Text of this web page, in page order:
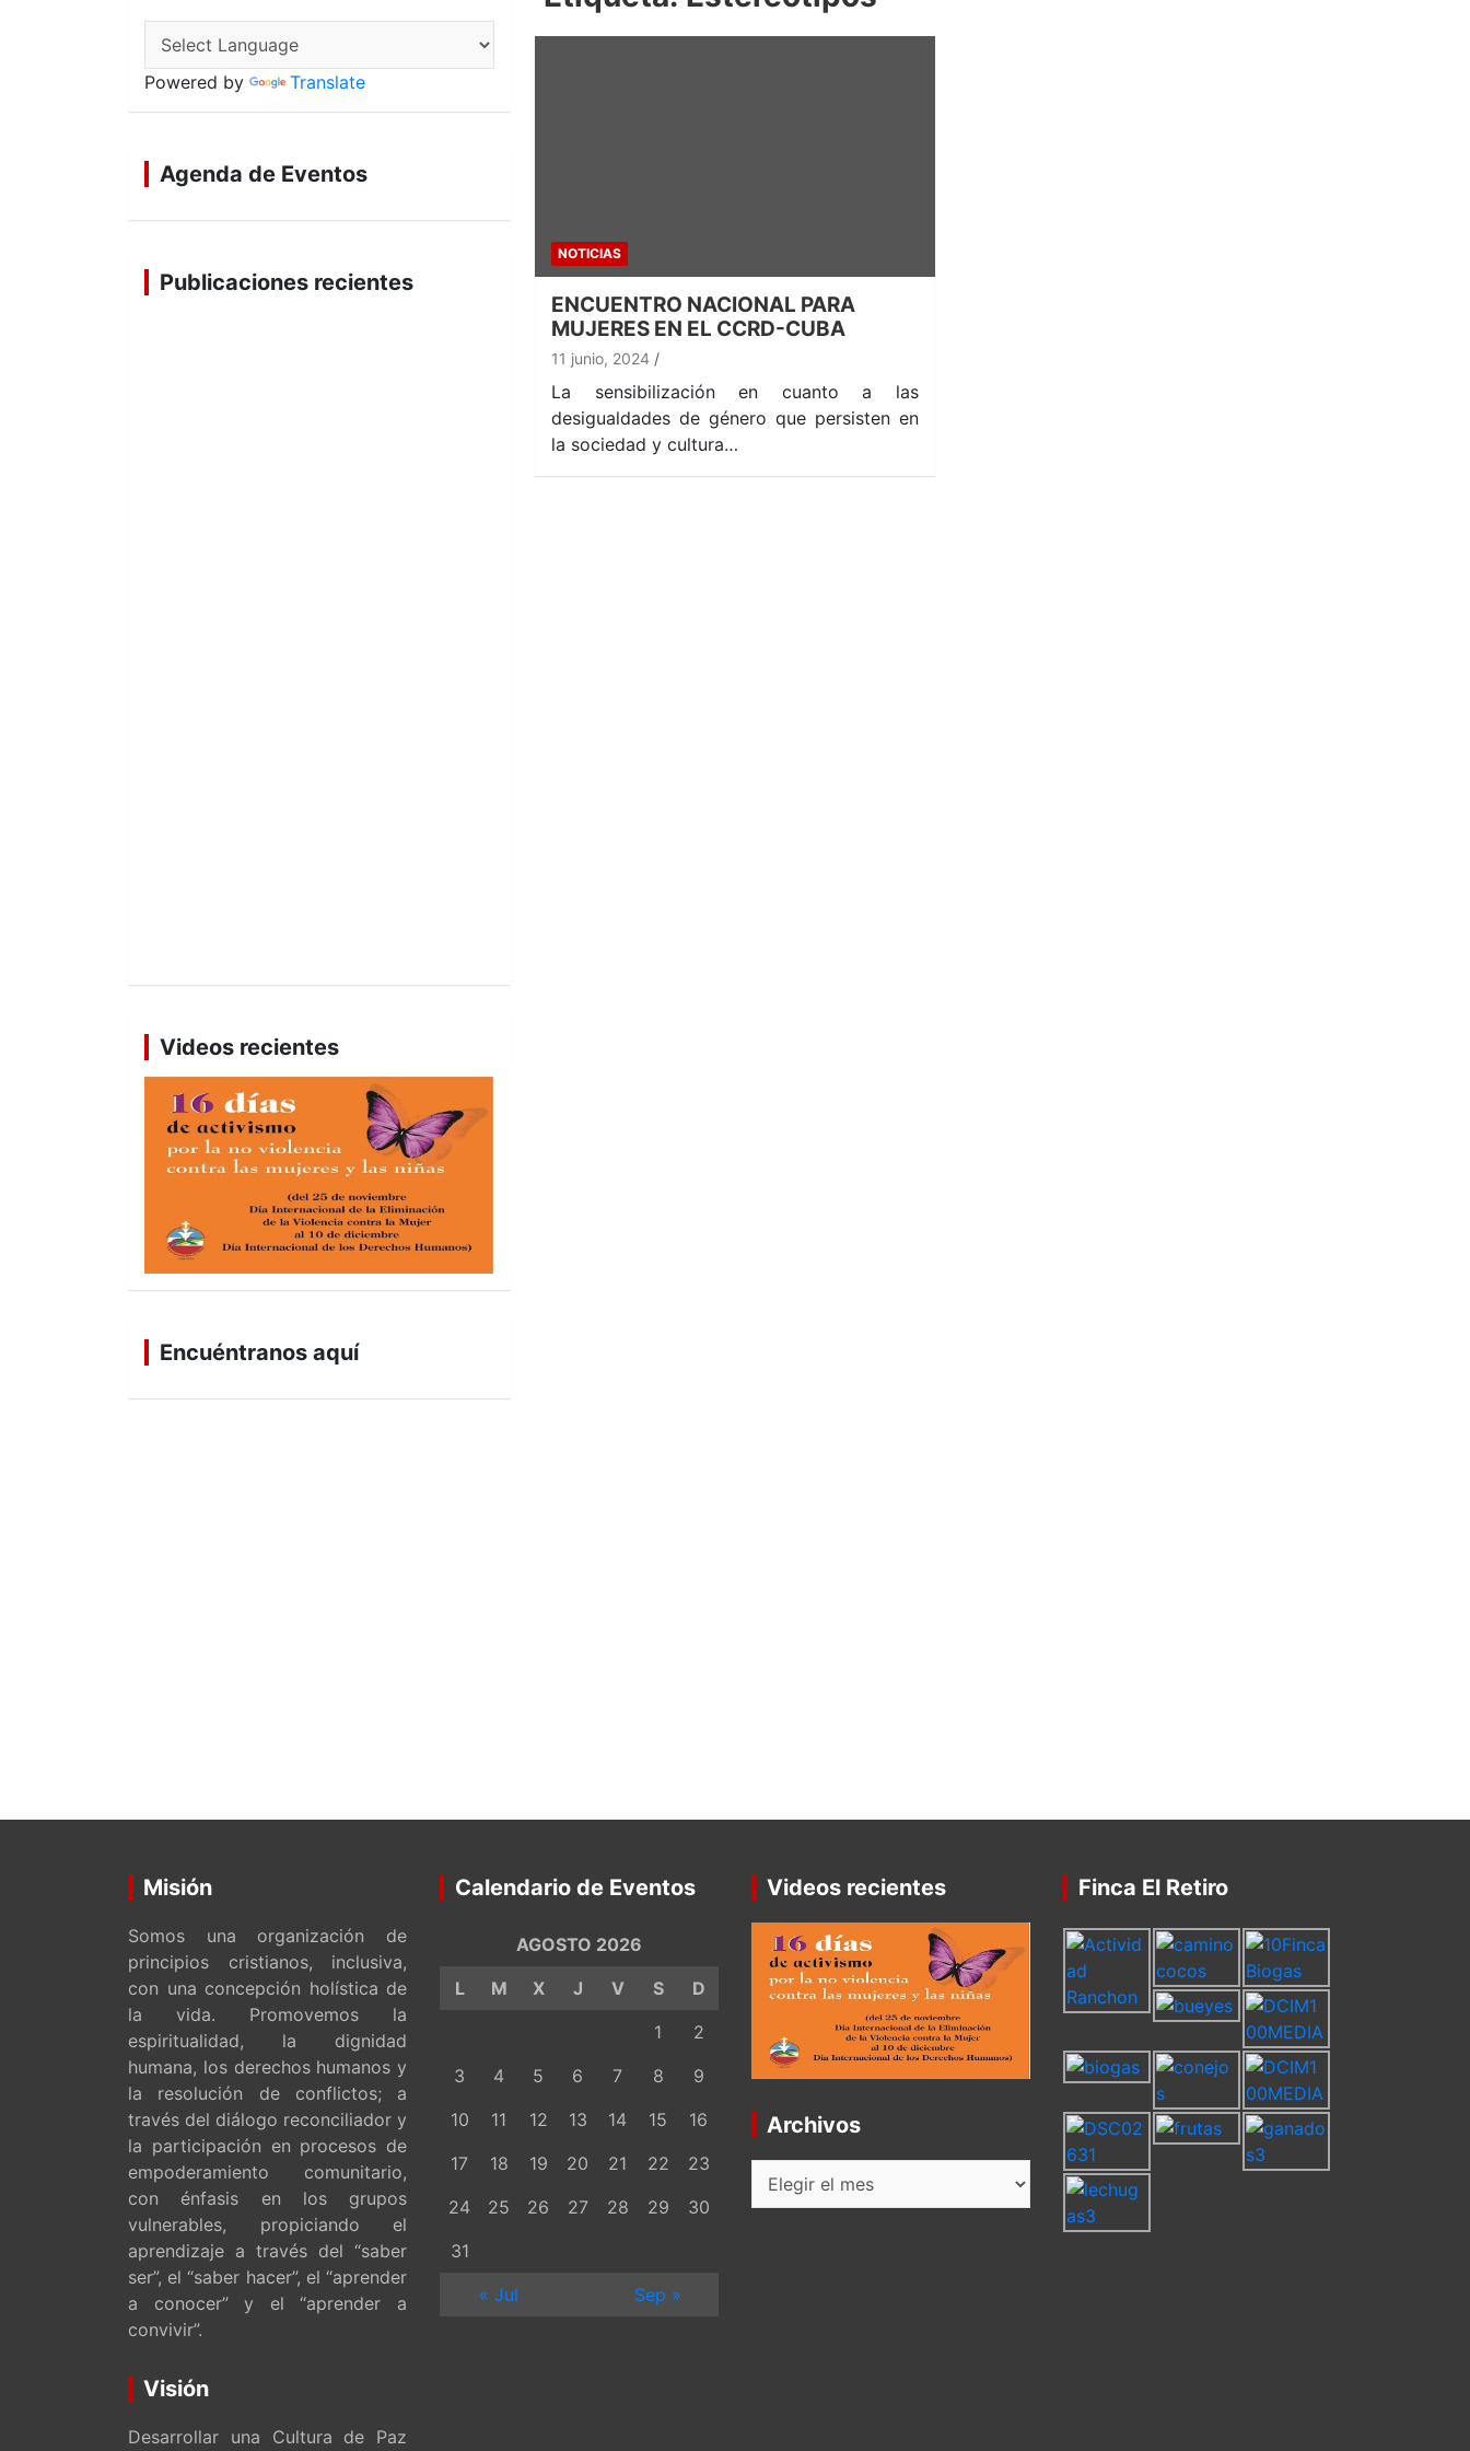
NOTICIAS
ENCUENTRO NACIONAL PARA
MUJERES EN EL CCRD-CUBA
11 junio, 2024
La sensibilización en cuanto a las
desigualdades de género que persisten en
la sociedad y cultura…
Powered by Translate
Agenda de Eventos
Publicaciones recientes
Videos recientes
Encuéntranos aquí
Misión
Somos una organización de
principios cristianos, inclusiva,
con una concepción holística de
la vida. Promovemos la
espiritualidad, la dignidad
humana, los derechos humanos y
la resolución de conflictos; a
través del diálogo reconciliador y
la participación en procesos de
empoderamiento comunitario,
con énfasis en los grupos
vulnerables, propiciando el
aprendizaje a través del “saber
ser”, el “saber hacer”, el “aprender
a conocer” y el “aprender a
convivir”.
Visión
Desarrollar una Cultura de Paz
Calendario de Eventos
AGOSTO 2026
L
M X J V S
D
1
2
3
4 5 6 7 8
9
10
11 12 13 14 15
16
17
18 19 20 21 22
23
24
25 26 27 28 29
30
31
« Jul
Sep »
Videos recientes
Archivos
Archivos
Finca El Retiro